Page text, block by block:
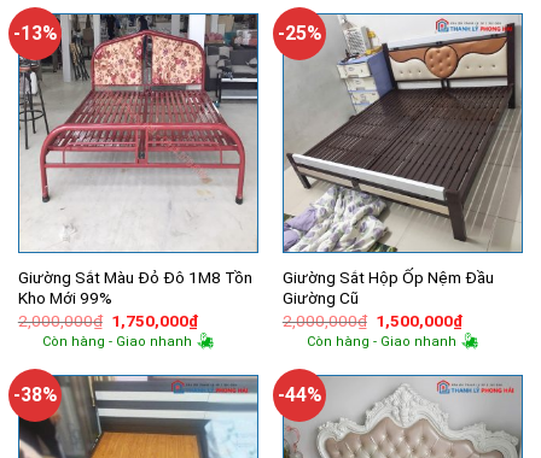
1,400,000₫.
-13%
Giường Sắt Màu Đỏ Đô 1M8 Tồn
Kho Mới 99%
2,000,000₫ Giá
gốc
là:
1,750,000₫Giá
hiện
tại
1,750,000₫.
Còn hàng - Giao nhanh
-25%
Giường Sắt Hộp Ốp Nệm Đầu
Giường Cũ
2,000,000₫ Giá
gốc
là:
1,500,000₫Giá
hiện
tại
Còn hàng - Giao nhanh
-38% -44%